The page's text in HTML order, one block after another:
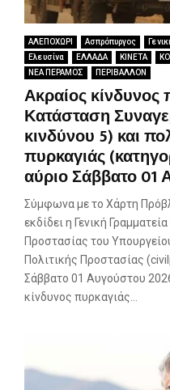
ΑΛΕΠΟΧΩΡΙ Ασπρόπυργος
Ελευσίνα
ΕΛΛΑΔΑ ΚΙΝΕΤΑ
ΝΕΑ ΠΕΡΑΜΟΣ
ΠΕΡΙΒΑΛΛΟΝ
Ακραίος κίνδυνος
Κατάσταση
κινδύνου 5) και
πυρκαγιάς
αύριο Σάββατο 01
Σύμφωνα με το Χάρτη
εκδίδει η Γενική
Προστασίας του
Πολιτικής Προστασίας
Σάββατο 01 Αυγούστου
κίνδυνος πυρκαγιάς...